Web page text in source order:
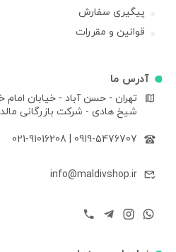
پیگیری سفارش
قوانین و مقررات
آدرس ما
تهران - حسن آباد - خیابان
شیخ هادی - شرکت بازرگانی
0919-5476707
021-91016208
info@maldivshop.ir